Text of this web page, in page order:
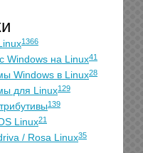
1366
Windows на Linux41
Windows в Linux28
для Linux129
139
Linux21
/ Rosa Linux35